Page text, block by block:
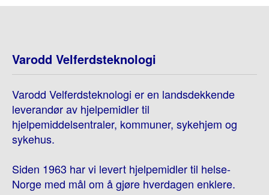
Varodd Velferdsteknologi
Varodd Velferdsteknologi er en landsdekkende
leverandør av hjelpemidler til
hjelpemiddelsentraler, kommuner, sykehjem og
sykehus.
Siden 1963 har vi levert hjelpemidler til helse-
Norge med mål om å gjøre hverdagen enklere.